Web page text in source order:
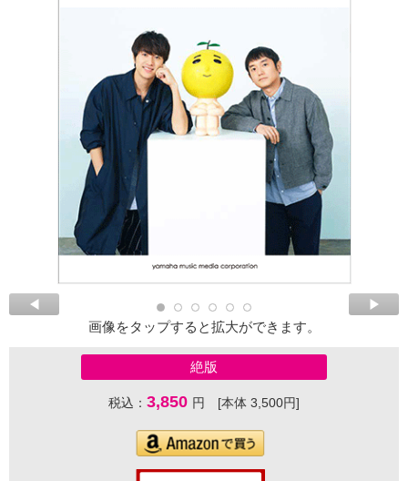
画像をタップすると拡大ができます。
絶版
税込： 3,850 円 [本体 3,500円]